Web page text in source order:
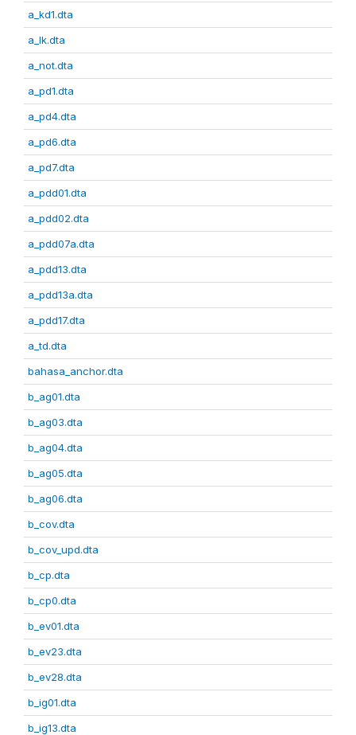
a_kd1.dta
a_lk.dta
a_not.dta
a_pd1.dta
a_pd4.dta
a_pd6.dta
a_pd7.dta
a_pdd01.dta
a_pdd02.dta
a_pdd07a.dta
a_pdd13.dta
a_pdd13a.dta
a_pdd17.dta
a_td.dta
bahasa_anchor.dta
b_ag01.dta
b_ag03.dta
b_ag04.dta
b_ag05.dta
b_ag06.dta
b_cov.dta
b_cov_upd.dta
b_cp.dta
b_cp0.dta
b_ev01.dta
b_ev23.dta
b_ev28.dta
b_ig01.dta
b_ig13.dta